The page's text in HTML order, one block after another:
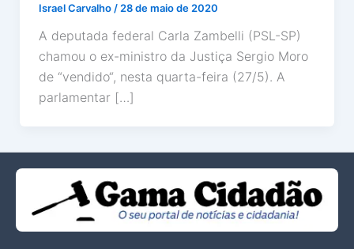
Israel Carvalho / 28 de maio de 2020
A deputada federal Carla Zambelli (PSL-SP)
chamou o ex-ministro da Justiça Sergio Moro
de “vendido“, nesta quarta-feira (27/5). A
parlamentar […]